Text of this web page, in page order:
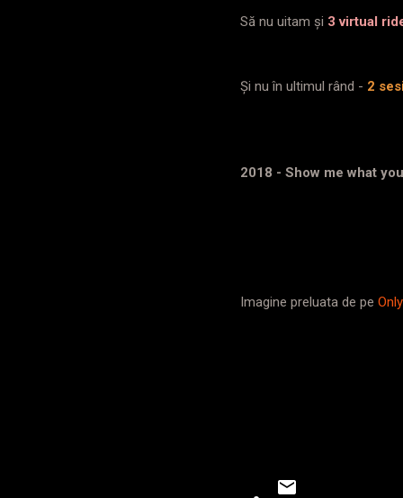
Să nu uitam și 3 virtual
Și nu în ultimul rând - 2
2018 - Show me what
Imagine preluata de pe